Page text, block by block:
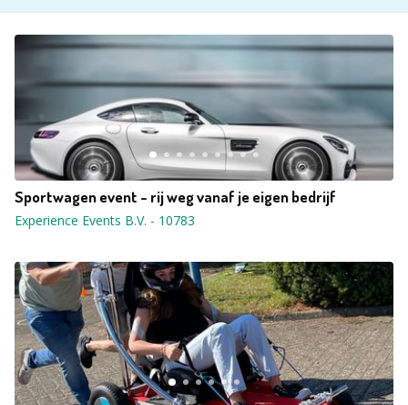
Sportwagen event - rij weg vanaf je eigen bedrijf
Experience Events B.V. - 10783